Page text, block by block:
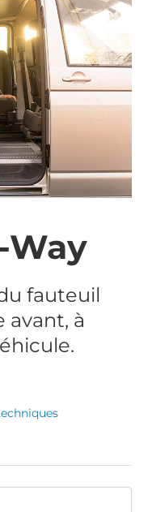
Way
fauteuil
avant, à